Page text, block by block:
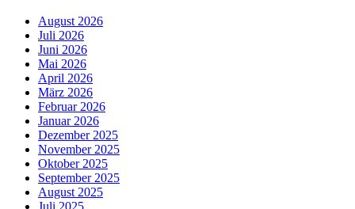
August 2026
Juli 2026
Juni 2026
Mai 2026
April 2026
März 2026
Februar 2026
Januar 2026
Dezember 2025
November 2025
Oktober 2025
September 2025
August 2025
Juli 2025